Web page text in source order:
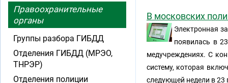
В московских
Электронная
появилась в
медучреждениях. С
систему, которая
следующей недели в 23
Правоохранительные
органы
Группы разбора ГИБДД
Отделения ГИБДД (МРЭО,
ТНРЭР)
Отделения полиции